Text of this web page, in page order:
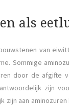
als
van
Sommige
door de afgifte
zijn
zijn aan